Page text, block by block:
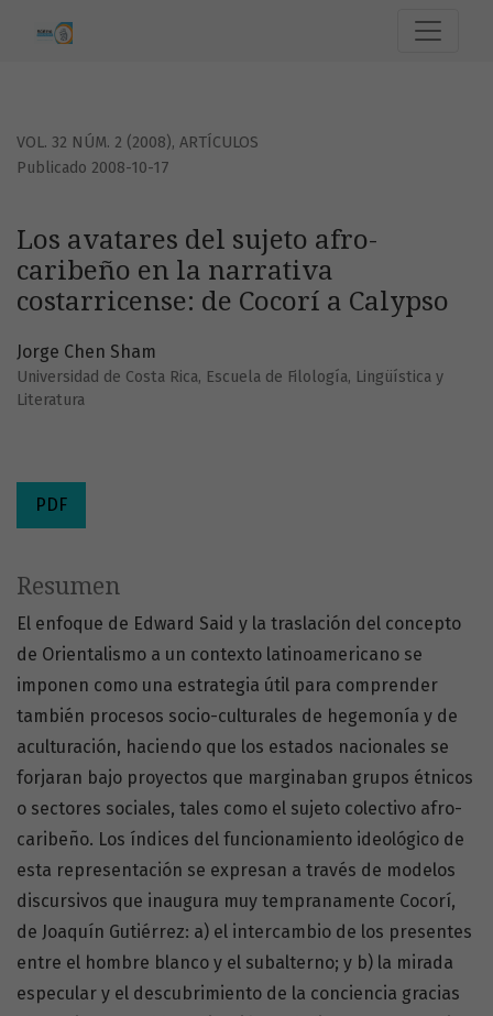
VOL. 32 NÚM. 2 (2008), ARTÍCULOS
Los avatares del sujeto afro-
caribeño en la narrativa
costarricense: de Cocorí a Calypso
Publicado 2008-10-17
Jorge Chen Sham
Universidad de Costa Rica, Escuela de Filología, Lingüística y
Literatura
PDF
Resumen
El enfoque de Edward Said y la traslación del concepto
de Orientalismo a un contexto latinoamericano se
imponen como una estrategia útil para comprender
también procesos socio-culturales de hegemonía y de
aculturación, haciendo que los estados nacionales se
forjaran bajo proyectos que marginaban grupos étnicos
o sectores sociales, tales como el sujeto colectivo afro-
caribeño. Los índices del funcionamiento ideológico de
esta representación se expresan a través de modelos
discursivos que inaugura muy tempranamente Cocorí,
de Joaquín Gutiérrez: a) el intercambio de los presentes
entre el hombre blanco y el subalterno; y b) la mirada
especular y el descubrimiento de la conciencia gracias